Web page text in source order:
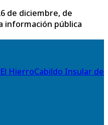
de diciembre, de
información pública
Cabildo Insular de